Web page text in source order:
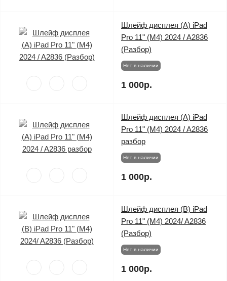
Шлейф дисплея (A) iPad
Pro 11" (M4) 2024 / A2836
(Разбор)
Нет в наличии
1 000р.
Шлейф дисплея (A) iPad
Pro 11" (M4) 2024 / A2836
разбор
Нет в наличии
1 000р.
Шлейф дисплея (B) iPad
Pro 11" (M4) 2024/ A2836
(Разбор)
Нет в наличии
1 000р.